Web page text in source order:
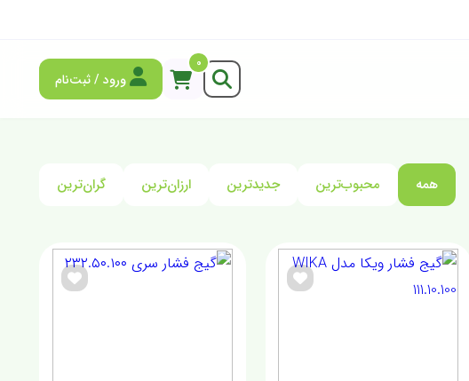
0
ورود / ثبت‌نام
همه محبوب‌ترین جدیدترین ارزان‌ترین گران‌ترین